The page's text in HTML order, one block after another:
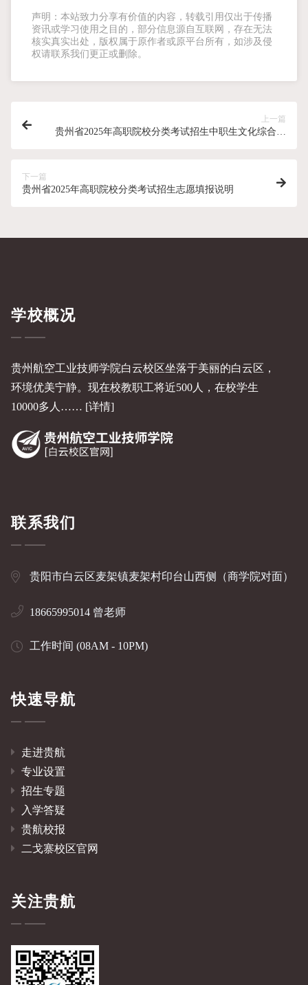
声明：本站致力分享有价值的内容，转载引用仅出于传播
资讯或学习使用之目的，部分信息源自互联网，存在无法
核实真实出处，版权属于原作者或原平台所有，如涉及侵
权请联系我们更正或删除。
上一篇
贵州省2025年高职院校分类考试招生中职生文化综合考
下一篇
贵州省2025年高职院校分类考试招生志愿填报说明
学校概况
贵州航空工业技师学院白云校区坐落于美丽的白云区，
环境优美宁静。现在校教职工将近500人，在校学生
10000多人…… [详情]
联系我们
贵阳市白云区麦架镇麦架村印台山西侧（商学院对面）
18665995014 曾老师
工作时间 (08AM - 10PM)
快速导航
走进贵航
专业设置
招生专题
入学答疑
贵航校报
二戈寨校区官网
关注贵航